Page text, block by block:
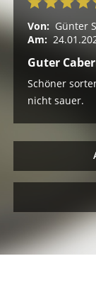
Von: Günter
Am:
Guter
Schöner
nicht sauer.